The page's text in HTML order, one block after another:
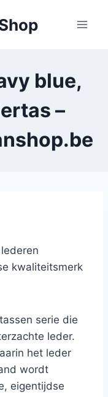
blue,
–
kwaliteitsmerk
serie die
leder.
het leder
wordt
eigentijdse